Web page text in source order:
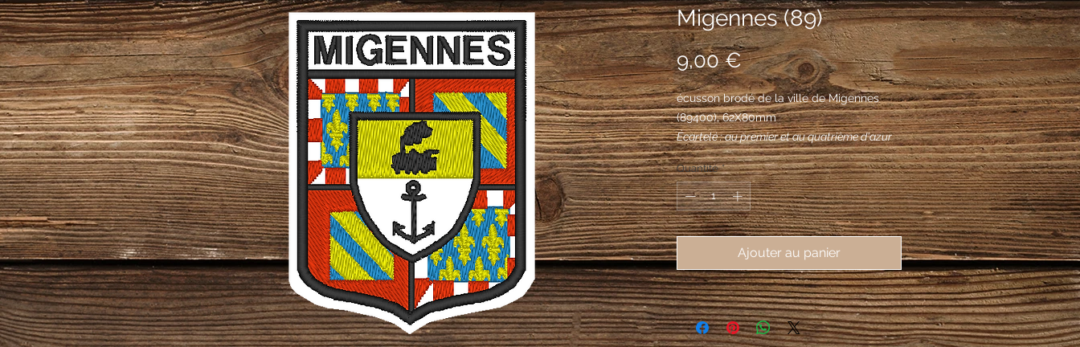
Migennes (89)
9,00 €Prix
écusson brodé de la ville de Migennes
(89400), 62X80mm
Écartelé : au premier et au quatrième d'azur
semé de fleurs de lys d'or à la bordure
componée d'argent et de gueules, au
deuxième et au troisième bandé d'or et d'azur
à la bordure de gueules ; sur le tout coupé au
I d'or à la locomotive à vapeur de sable et au
II d'argent à l'ancre de sable.
Quantité *
Ajouter au panier